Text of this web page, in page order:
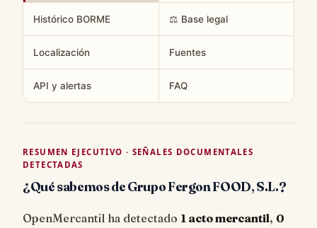
Histórico BORME ⚖️ Base legal
Localización Fuentes
API y alertas FAQ
RESUMEN EJECUTIVO · SEÑALES DOCUMENTALES
DETECTADAS
¿Qué sabemos de Grupo Fergon FOOD, S.L.?
OpenMercantil ha detectado 1 acto mercantil, 0